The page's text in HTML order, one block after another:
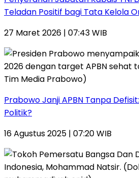
Teladan Positif bagi Tata Kelola
27 Maret 2026 | 07:43 WIB
Prabowo Janji APBN Tanpa
Politik?
16 Agustus 2025 | 07:20 WIB